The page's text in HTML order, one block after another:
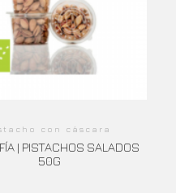
con cáscara
| PISTACHOS SALADOS
50G